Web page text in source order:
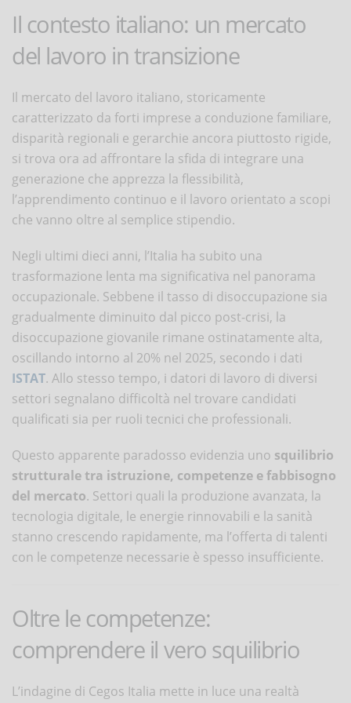
Il contesto italiano: un mercato
del lavoro in transizione
Il mercato del lavoro italiano, storicamente
caratterizzato da forti imprese a conduzione familiare,
disparità regionali e gerarchie ancora piuttosto rigide,
si trova ora ad affrontare la sfida di integrare una
generazione che apprezza la flessibilità,
l’apprendimento continuo e il lavoro orientato a scopi
che vanno oltre al semplice stipendio.
Negli ultimi dieci anni, l’Italia ha subito una
trasformazione lenta ma significativa nel panorama
occupazionale. Sebbene il tasso di disoccupazione sia
gradualmente diminuito dal picco post-crisi, la
disoccupazione giovanile rimane ostinatamente alta,
oscillando intorno al 20% nel 2025, secondo i dati
ISTAT. Allo stesso tempo, i datori di lavoro di diversi
settori segnalano difficoltà nel trovare candidati
qualificati sia per ruoli tecnici che professionali.
Questo apparente paradosso evidenzia uno squilibrio
strutturale tra istruzione, competenze e fabbisogno
del mercato. Settori quali la produzione avanzata, la
tecnologia digitale, le energie rinnovabili e la sanità
stanno crescendo rapidamente, ma l’offerta di talenti
con le competenze necessarie è spesso insufficiente.
Oltre le competenze:
comprendere il vero squilibrio
L’indagine di Cegos Italia mette in luce una realtà